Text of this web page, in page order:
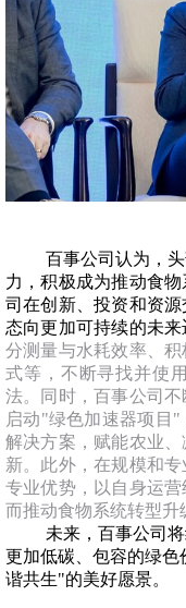
百事公司认为，
力，积极成为推动食
司在创新、投资和资
态向更加可持续的未来
分测量与水耗效率、
式等，不断寻找并使
法。同时，百事公司
启动"绿色加速器项目"
解决方案，赋能农业
新。此外，在规模和
专业优势，以自身运
而推动食物系统转型升
未来，百事公司
更加低碳、包容的绿
谐共生"的美好愿景。